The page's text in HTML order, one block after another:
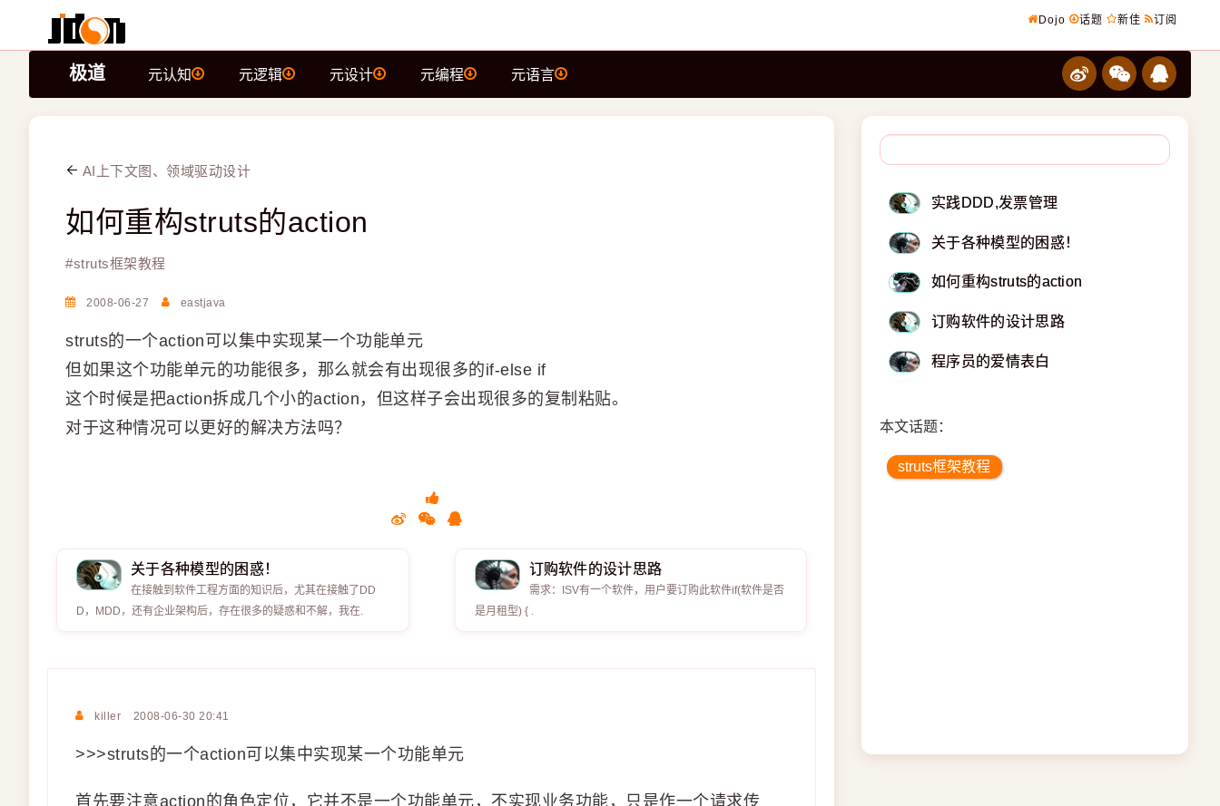
Dojo 话题 新佳 订阅
极道 元认知 元逻辑 元设计 元编程 元语言
AI上下文图、领域驱动设计
如何重构struts的action
#struts框架教程
2008-06-27 eastjava
struts的一个action可以集中实现某一个功能单元
但如果这个功能单元的功能很多，那么就会有出现很多的if-else if
这个时候是把action拆成几个小的action，但这样子会出现很多的复制粘贴。
对于这种情况可以更好的解决方法吗？
关于各种模型的困惑！
在接触到软件工程方面的知识后，尤其在接触了DD
D，MDD，还有企业架构后，存在很多的疑惑和不解，我在.
订购软件的设计思路
需求：ISV有一个软件，用户要订购此软件if(软件是否
是月租型) { .
killer 2008-06-30 20:41
>>>struts的一个action可以集中实现某一个功能单元
首先要注意action的角色定位，它并不是一个功能单元，不实现业务功能，只是作一个请求传
实践DDD,发票管理
关于各种模型的困惑！
如何重构struts的action
订购软件的设计思路
程序员的爱情表白
本文话题：
struts框架教程